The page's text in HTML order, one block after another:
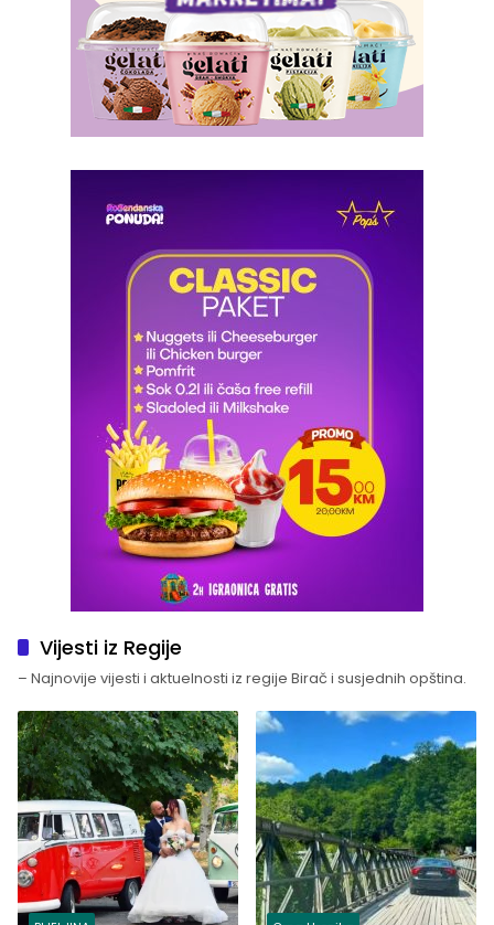
Vijesti iz Regije
– Najnovije vijesti i aktuelnosti iz regije Birač i susjednih opština.